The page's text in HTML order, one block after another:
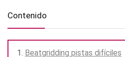
Contenido
Beatgridding pistas difíciles